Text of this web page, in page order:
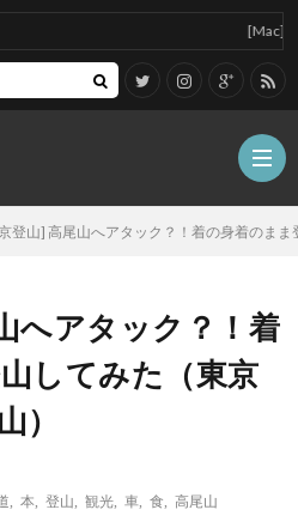
[Mac]Mac mini
登山] 高尾山へアタック？！着の身着のま
へアタック？！着
してみた（東京
）
本 登山 観光 車 食 高尾山